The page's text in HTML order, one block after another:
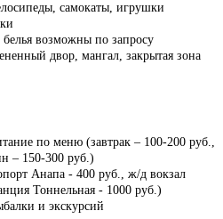
самокаты, игрушки
возможны по запросу
двор, мангал, закрытая зона
по меню (завтрак – 100-200 руб.,
– 150-300 руб.)
Анапа - 400 руб., ж/д вокзал
Тоннельная - 1000 руб.)
и экскурсий